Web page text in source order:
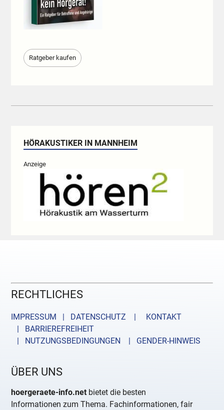
Ratgeber kaufen
HÖRAKUSTIKER IN MANNHEIM
Anzeige
RECHTLICHES
IMPRESSUM | DATENSCHUTZ |
KONTAKT
| BARRIEREFREIHEIT
| NUTZUNGSBEDINGUNGEN
| GENDER-HINWEIS
ÜBER UNS
hoergeraete-info.net bietet die besten
Informationen zum Thema. Fachinformationen, fair